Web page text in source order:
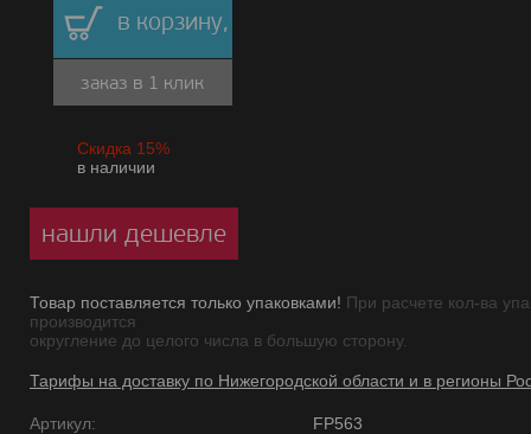
в корзину,
заказ в 1 клик
Скидка 15%
в наличии
нашли дешевле
Товар поставляется только упаковками! При расчете кол-ва
производится
округление до целого числа в большую сторону.
Тарифы на доставку по Нижегородской области и в регионы
Артикул:
FP563